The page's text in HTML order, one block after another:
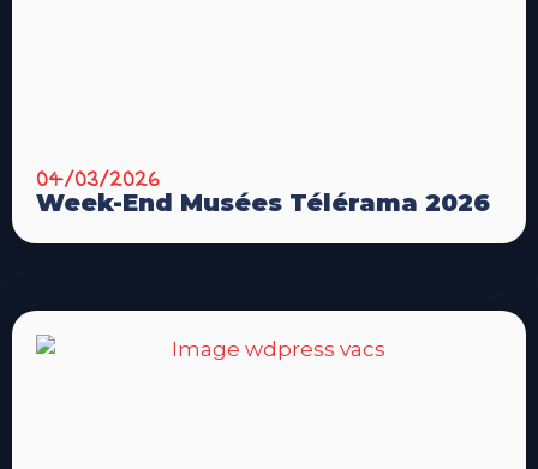
04/03/2026
Week-End Musées Télérama 2026